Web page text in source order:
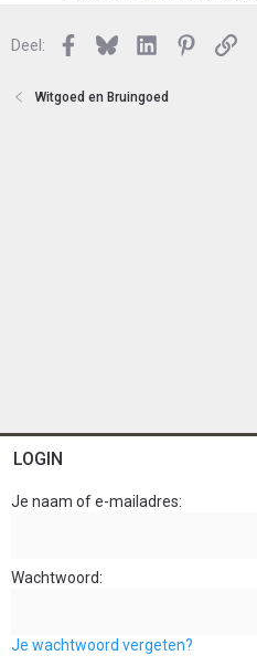
Deel: Facebook
BlueskyLinkedInPinterest
Link
Witgoed en Bruingoed
LOGIN
Je naam of e-mailadres
Wachtwoord
Je wachtwoord vergeten?